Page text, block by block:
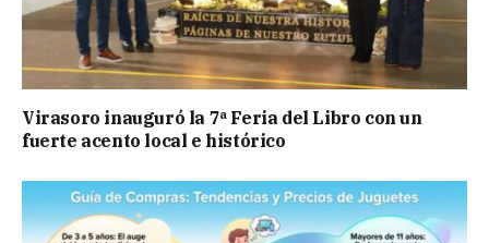
Virasoro inauguró la 7ª Feria del Libro con un
fuerte acento local e histórico